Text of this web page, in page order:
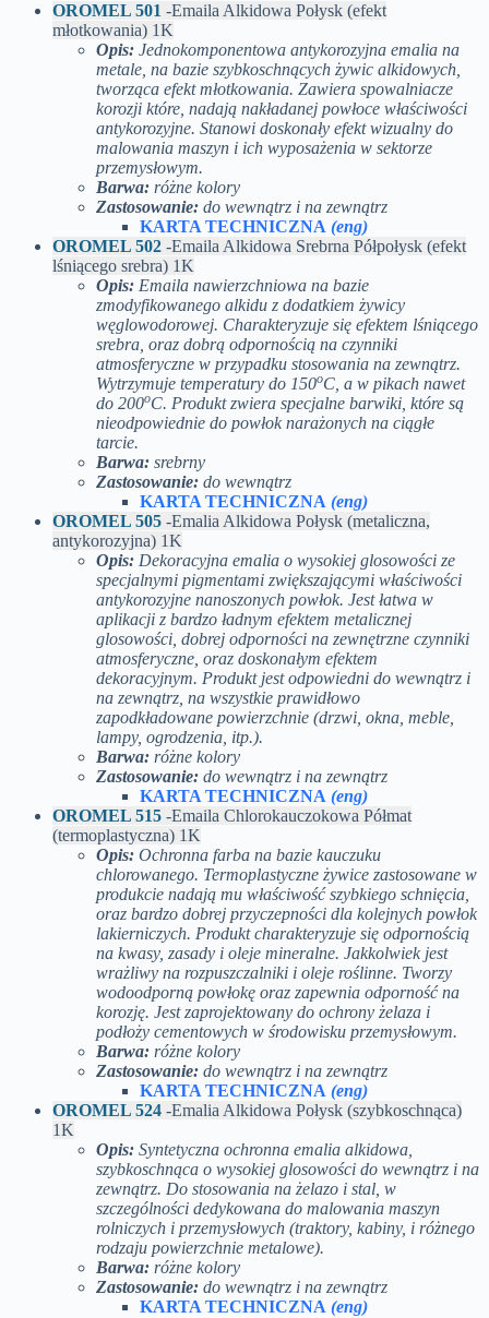
OROMEL 501 -Emaila Alkidowa Połysk (efekt
młotkowania) 1K
Opis: Jednokomponentowa antykorozyjna emalia na
metale, na bazie szybkoschnących żywic alkidowych,
tworząca efekt młotkowania. Zawiera spowalniacze
korozji które, nadają nakładanej powłoce właściwości
antykorozyjne. Stanowi doskonały efekt wizualny do
malowania maszyn i ich wyposażenia w sektorze
przemysłowym.
Barwa: różne kolory
Zastosowanie: do wewnątrz i na zewnątrz
KARTA TECHNICZNA (eng)
OROMEL 502 -Emaila Alkidowa Srebrna Półpołysk (efekt
lśniącego srebra) 1K
Opis: Emaila nawierzchniowa na bazie
zmodyfikowanego alkidu z dodatkiem żywicy
węglowodorowej. Charakteryzuje się efektem lśniącego
srebra, oraz dobrą odpornością na czynniki
atmosferyczne w przypadku stosowania na zewnątrz.
Wytrzymuje temperatury do 150oC, a w pikach nawet
do 200oC. Produkt zwiera specjalne barwiki, które są
nieodpowiednie do powłok narażonych na ciągłe
tarcie.
Barwa: srebrny
Zastosowanie: do wewnątrz
KARTA TECHNICZNA (eng)
OROMEL 505 -Emalia Alkidowa Połysk (metaliczna,
antykorozyjna) 1K
Opis: Dekoracyjna emalia o wysokiej glosowości ze
specjalnymi pigmentami zwiększającymi właściwości
antykorozyjne nanoszonych powłok. Jest łatwa w
aplikacji z bardzo ładnym efektem metalicznej
glosowości, dobrej odporności na zewnętrzne czynniki
atmosferyczne, oraz doskonałym efektem
dekoracyjnym. Produkt jest odpowiedni do wewnątrz i
na zewnątrz, na wszystkie prawidłowo
zapodkładowane powierzchnie (drzwi, okna, meble,
lampy, ogrodzenia, itp.).
Barwa: różne kolory
Zastosowanie: do wewnątrz i na zewnątrz
KARTA TECHNICZNA (eng)
OROMEL 515 -Emaila Chlorokauczokowa Półmat
(termoplastyczna) 1K
Opis: Ochronna farba na bazie kauczuku
chlorowanego. Termoplastyczne żywice zastosowane w
produkcie nadają mu właściwość szybkiego schnięcia,
oraz bardzo dobrej przyczepności dla kolejnych powłok
lakierniczych. Produkt charakteryzuje się odpornością
na kwasy, zasady i oleje mineralne. Jakkolwiek jest
wrażliwy na rozpuszczalniki i oleje roślinne. Tworzy
wodoodporną powłokę oraz zapewnia odporność na
korozję. Jest zaprojektowany do ochrony żelaza i
podłoży cementowych w środowisku przemysłowym.
Barwa: różne kolory
Zastosowanie: do wewnątrz i na zewnątrz
KARTA TECHNICZNA (eng)
OROMEL 524 -Emalia Alkidowa Połysk (szybkoschnąca)
1K
Opis: Syntetyczna ochronna emalia alkidowa,
szybkoschnąca o wysokiej glosowości do wewnątrz i na
zewnątrz. Do stosowania na żelazo i stal, w
szczególności dedykowana do malowania maszyn
rolniczych i przemysłowych (traktory, kabiny, i różnego
rodzaju powierzchnie metalowe).
Barwa: różne kolory
Zastosowanie: do wewnątrz i na zewnątrz
KARTA TECHNICZNA (eng)